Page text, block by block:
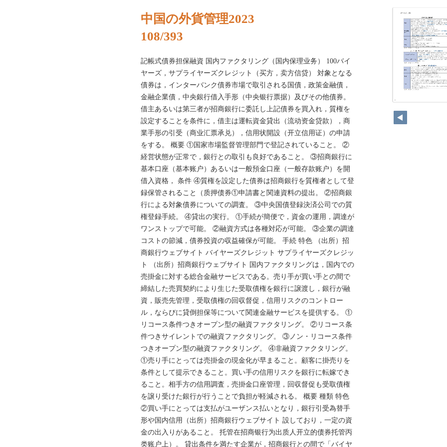
108
中国の外貨管理2023
108/393
記帳式債券担保融資 国内ファクタリング（国内保理业务） 100バイ
ヤーズ，サプライヤーズクレジット（买方，卖方信贷） 対象となる
債券は，インターバンク債券市場で取引される国債，政策金融債，
金融企業債，中央銀行借入手形（中央银行票据）及びその他債券。
借主あるいは第三者が招商銀行に委託し上記債券を買入れ，質権を
設定することを条件に，借主は運転資金貸出（流动资金贷款），商
業手形の引受（商业汇票承兑），信用状開設（开立信用证）の申請
をする。 概要 ①国家市場監督管理部門で登記されていること。 ②
経営状態が正常で，銀行との取引も良好であること。 ③招商銀行に
基本口座（基本账户）あるいは一般預金口座（一般存款账户）を開
借入資格， 条件 ④質権を設定した債券は招商銀行を質権者として登
録保管されること（质押债券①申請書と関連資料の提出。 ②招商銀
行による対象債券についての調査。 ③中央国債登録決済公司での質
権登録手続。 ④貸出の実行。 ①手続が簡便で，資金の運用，調達が
ワンストップで可能。 ②融資方式は各種対応が可能。 ③企業の調達
コストの節減，債券投資の収益確保が可能。 手続 特色 （出所）招
商銀行ウェブサイト バイヤーズクレジット サプライヤーズクレジッ
ト （出所）招商銀行ウェブサイト 国内ファクタリングは，国内での
売掛金に対する総合金融サービスである。売り手が買い手との間で
締結した売買契約により生じた受取債権を銀行に譲渡し，銀行が融
資，販売先管理，受取債権の回収督促，信用リスクのコントロー
ル，ならびに貸倒担保等について関連金融サービスを提供する。 ①
リコース条件つきオープン型の融資ファクタリング。 ②リコース条
件つきサイレントでの融資ファクタリング。 ③ノン・リコース条件
つきオープン型の融資ファクタリング。 ④非融資ファクタリング。
①売り手にとっては売掛金の現金化が早まること。顧客に掛売りを
条件として提示できること。買い手の信用リスクを銀行に転嫁でき
ること。相手方の信用調査，売掛金口座管理，回収督促も受取債権
を譲り受けた銀行が行うことで負担が軽減される。 概要 種類 特色
②買い手にとっては支払がユーザンス払いとなり，銀行引受為替手
形や国内信用（出所）招商銀行ウェブサイト 設しており，一定の資
金の出入りがあること。 托管在招商银行为出质人开立的债券托管丙
类账户上）。 貸出条件を満たす企業が，招商銀行との間で「バイヤ